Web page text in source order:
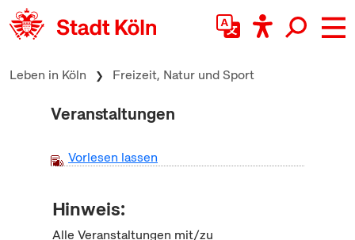
zum Inhalt springen
Leben in Köln Freizeit, Natur und Sport
Veranstaltungen
Vorlesen lassen
Hinweis:
Alle Veranstaltungen mit/zu